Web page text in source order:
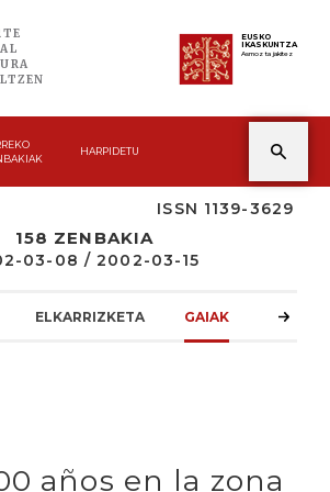
EUSKO
IKASKUNTZA
Asmoz ta jakitez
HARPIDETU
ISSN 1139-3629
158 ZENBAKIA
03-08 / 2002-03-15
ELKARRIZKETA GAIAK
años en la zona